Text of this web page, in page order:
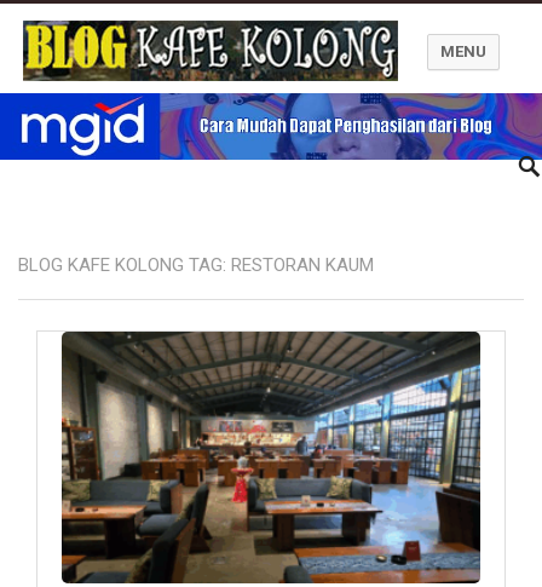
Blog Kafe Kolong
MENU
BLOG KAFE KOLONG TAG: RESTORAN KAUM